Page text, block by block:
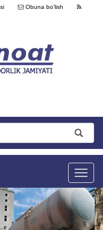
Obuna bo'lish
Toggle